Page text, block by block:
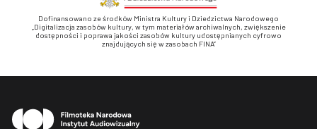
Dofinansowano ze środków Ministra Kultury i Dziedzictwa Narodowego
„Digitalizacja zasobów kultury, w tym materiałów archiwalnych, zwiększenie
dostępności i poprawa jakości zasobów kultury udostępnianych cyfrowo
znajdujących się w zasobach FINA”